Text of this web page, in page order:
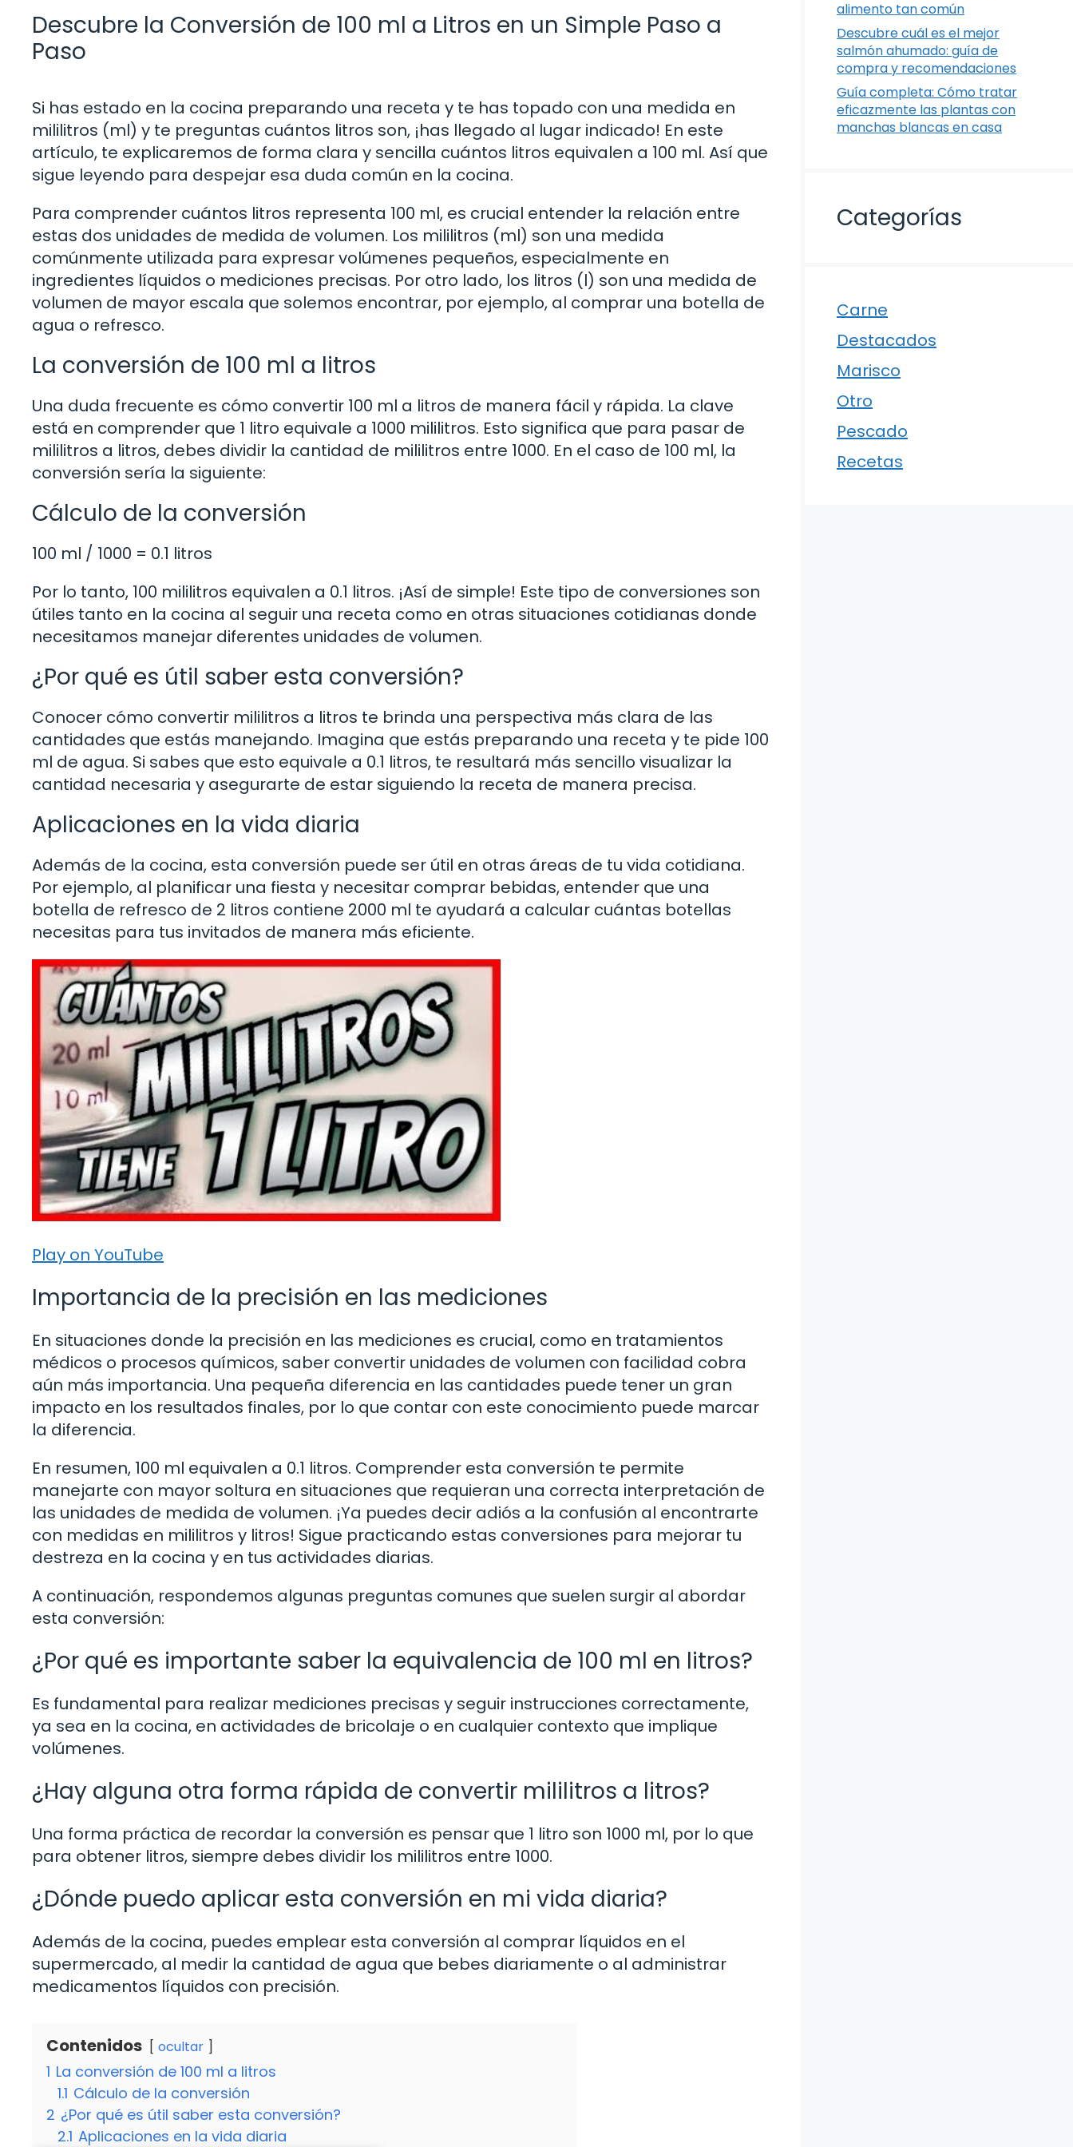
Descubre la Conversión de 100 ml a Litros en un Simple Paso a
Paso
Si has estado en la cocina preparando una receta y te has topado con una medida en
mililitros (ml) y te preguntas cuántos litros son, ¡has llegado al lugar indicado! En este
artículo, te explicaremos de forma clara y sencilla cuántos litros equivalen a 100 ml. Así que
sigue leyendo para despejar esa duda común en la cocina.
Para comprender cuántos litros representa 100 ml, es crucial entender la relación entre
estas dos unidades de medida de volumen. Los mililitros (ml) son una medida
comúnmente utilizada para expresar volúmenes pequeños, especialmente en
ingredientes líquidos o mediciones precisas. Por otro lado, los litros (l) son una medida de
volumen de mayor escala que solemos encontrar, por ejemplo, al comprar una botella de
agua o refresco.
La conversión de 100 ml a litros
Una duda frecuente es cómo convertir 100 ml a litros de manera fácil y rápida. La clave
está en comprender que 1 litro equivale a 1000 mililitros. Esto significa que para pasar de
mililitros a litros, debes dividir la cantidad de mililitros entre 1000. En el caso de 100 ml, la
conversión sería la siguiente:
Cálculo de la conversión
100 ml / 1000 = 0.1 litros
Por lo tanto, 100 mililitros equivalen a 0.1 litros. ¡Así de simple! Este tipo de conversiones son
útiles tanto en la cocina al seguir una receta como en otras situaciones cotidianas donde
necesitamos manejar diferentes unidades de volumen.
¿Por qué es útil saber esta conversión?
Conocer cómo convertir mililitros a litros te brinda una perspectiva más clara de las
cantidades que estás manejando. Imagina que estás preparando una receta y te pide 100
ml de agua. Si sabes que esto equivale a 0.1 litros, te resultará más sencillo visualizar la
cantidad necesaria y asegurarte de estar siguiendo la receta de manera precisa.
Aplicaciones en la vida diaria
Además de la cocina, esta conversión puede ser útil en otras áreas de tu vida cotidiana.
Por ejemplo, al planificar una fiesta y necesitar comprar bebidas, entender que una
botella de refresco de 2 litros contiene 2000 ml te ayudará a calcular cuántas botellas
necesitas para tus invitados de manera más eficiente.
Play on YouTube
Importancia de la precisión en las mediciones
En situaciones donde la precisión en las mediciones es crucial, como en tratamientos
médicos o procesos químicos, saber convertir unidades de volumen con facilidad cobra
aún más importancia. Una pequeña diferencia en las cantidades puede tener un gran
impacto en los resultados finales, por lo que contar con este conocimiento puede marcar
la diferencia.
En resumen, 100 ml equivalen a 0.1 litros. Comprender esta conversión te permite
manejarte con mayor soltura en situaciones que requieran una correcta interpretación de
las unidades de medida de volumen. ¡Ya puedes decir adiós a la confusión al encontrarte
con medidas en mililitros y litros! Sigue practicando estas conversiones para mejorar tu
destreza en la cocina y en tus actividades diarias.
A continuación, respondemos algunas preguntas comunes que suelen surgir al abordar
esta conversión:
¿Por qué es importante saber la equivalencia de 100 ml en litros?
Es fundamental para realizar mediciones precisas y seguir instrucciones correctamente,
ya sea en la cocina, en actividades de bricolaje o en cualquier contexto que implique
volúmenes.
¿Hay alguna otra forma rápida de convertir mililitros a litros?
Una forma práctica de recordar la conversión es pensar que 1 litro son 1000 ml, por lo que
para obtener litros, siempre debes dividir los mililitros entre 1000.
¿Dónde puedo aplicar esta conversión en mi vida diaria?
Además de la cocina, puedes emplear esta conversión al comprar líquidos en el
supermercado, al medir la cantidad de agua que bebes diariamente o al administrar
medicamentos líquidos con precisión.
Contenidos ocultar
1 La conversión de 100 ml a litros
1.1 Cálculo de la conversión
2 ¿Por qué es útil saber esta conversión?
2.1 Aplicaciones en la vida diaria
alimento tan común
Descubre cuál es el mejor
salmón ahumado: guía de
compra y recomendaciones
Guía completa: Cómo tratar
eficazmente las plantas con
manchas blancas en casa
Categorías
Carne
Destacados
Marisco
Otro
Pescado
Recetas